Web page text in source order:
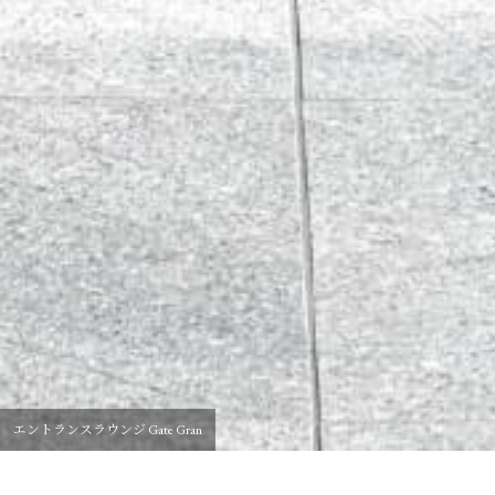
エントランスラウンジ Gate Gran